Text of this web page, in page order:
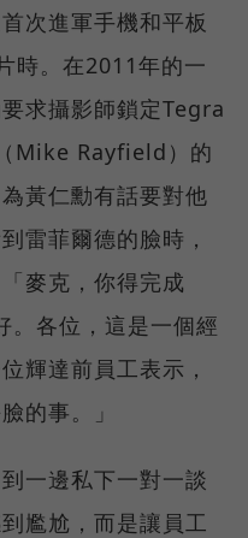
次進軍手機和平板
時。在2011年的一
求攝影師鎖定Tegra
Mike Rayfield）的
黃仁勳有話要對他
雷菲爾德的臉時，
麥克，你得完成
各位，這是一個經
輝達前員工表示，
的事。」
一邊私下一對一談
尷尬，而是讓員工